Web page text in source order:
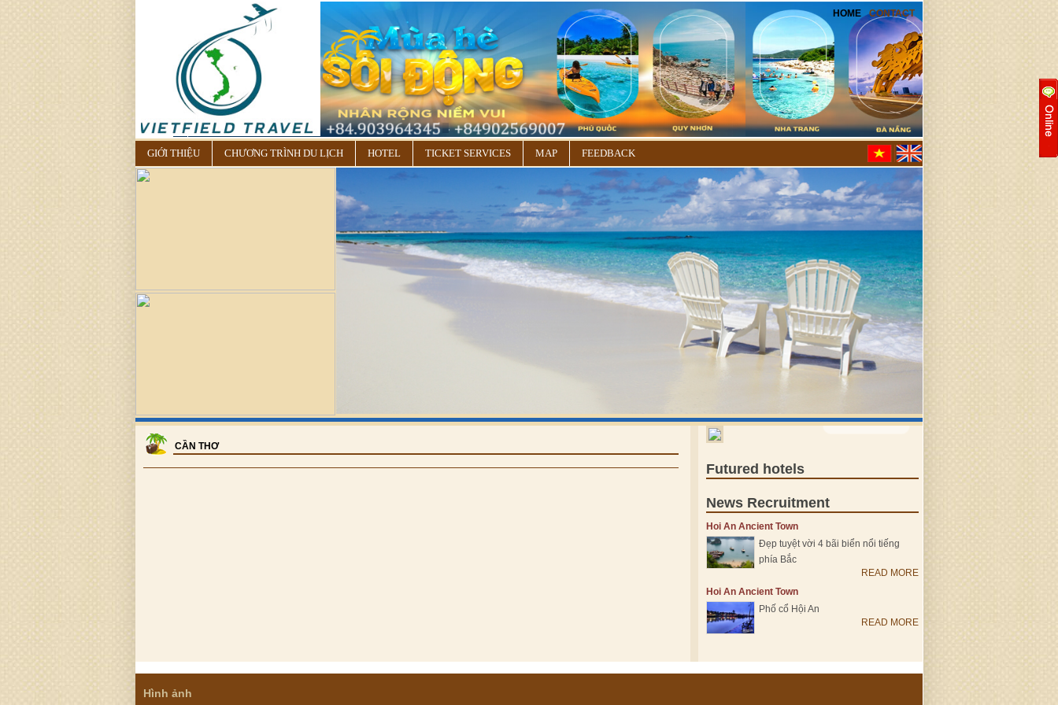
HOME CONTACT
GIỚI THIỆU CHƯƠNG TRÌNH DU LỊCH HOTEL TICKET SERVICES MAP FEEDBACK
CẦN THƠ
VIEW MORE >
Futured hotels
News Recruitment
Hoi An Ancient Town
Đẹp tuyệt vời 4 bãi biển nổi tiếng
phía Bắc
READ MORE
Hoi An Ancient Town
Phố cổ Hội An
READ MORE
Hình ảnh